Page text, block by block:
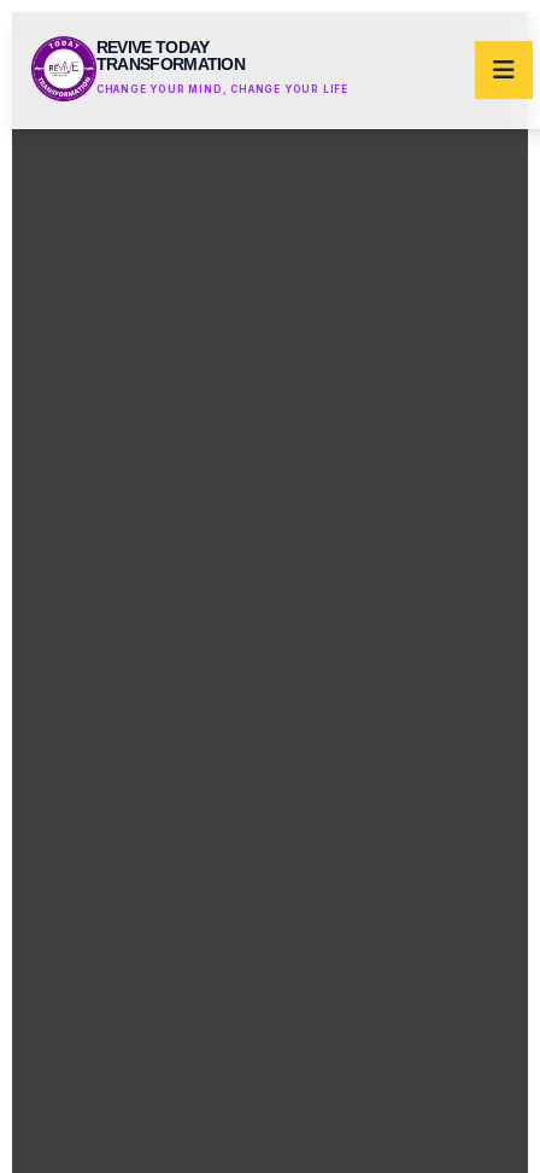
REVIVE TODAY
TRANSFORMATION
CHANGE YOUR MIND, CHANGE YOUR LIFE